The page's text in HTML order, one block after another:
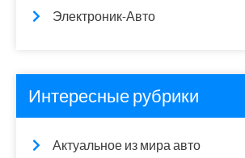
Электроник-Авто
Интересные рубрики
Актуальное из мира авто